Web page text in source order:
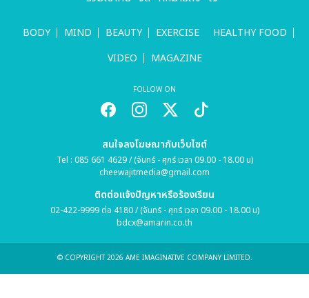
BODY MIND BEAUTY EXERCISE
HEALTHY FOOD
VIDEO
MAGAZINE
FOLLOW ON
สนใจลงโฆษณากับเว็บไซต์
Tel : 085 661 4629 / (จันทร์ - ศุกร์ เวลา 09.00 - 18.00 น)
cheewajitmedia@gmail.com
ติดต่อแจ้งปัญหาหรือร้องเรียน
02-422-9999 ต่อ 4180 / (จันทร์ - ศุกร์ เวลา 09.00 - 18.00 น)
bdcx@amarin.co.th
© COPYRIGHT 2026 AME IMAGINATIVE COMPANY LIMITED.